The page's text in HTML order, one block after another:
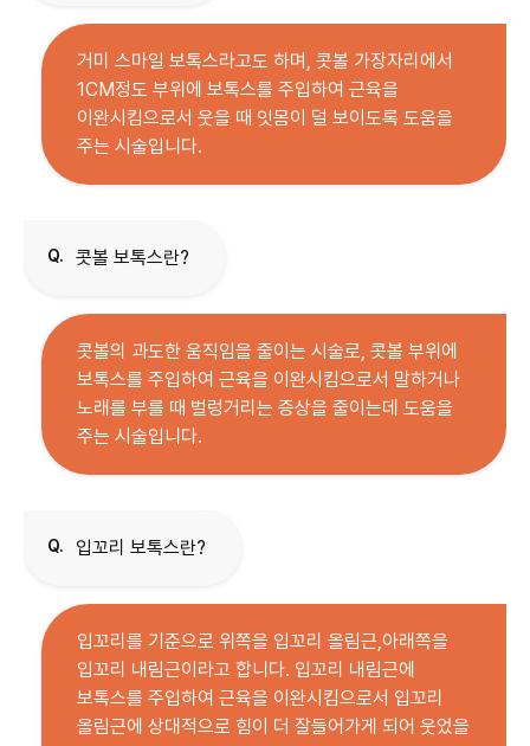
거미 스마일 보톡스라고도 하며, 콧볼 가장자리에서
1CM정도 부위에 보톡스를 주입하여 근육을
이완시킴으로서 웃을 때 잇몸이 덜 보이도록 도움을
Q. 콧볼 보톡스란?
콧볼의 과도한 움직임을 줄이는 시술로, 콧볼 부위에
보톡스를 주입하여 근육을 이완시킴으로서 말하거나
노래를 부를 때 벌렁거리는 증상을 줄이는데 도움을
주는 시술입니다.
Q. 입꼬리 보톡스란?
입꼬리를 기준으로 위쪽을 입꼬리 올림근,아래쪽을
입꼬리 내림근이라고 합니다. 입꼬리 내림근에
보톡스를 주입하여 근육을 이완시킴으로서 입꼬리
올림근에 상대적으로 힘이 더 잘들어가게 되어 웃었을